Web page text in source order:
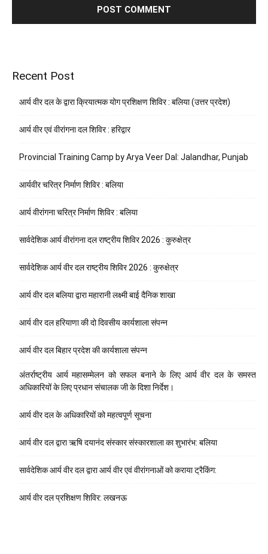
Recent Post
आर्य वीर दल के द्वारा क्रियात्मक योग प्रशिक्षण शिविर : बलिया (उत्तर प्रदेश)
आर्य वीर एवं वीरांगना दल शिविर : हरिद्वार
Provincial Training Camp by Arya Veer Dal: Jalandhar, Punjab
आर्यवीर चरित्र निर्माण शिविर : बलिया
आर्य वीरांगना चरित्र निर्माण शिविर : बलिया
सार्वदेशिक आर्य वीरांगना दल राष्ट्रीय शिविर 2026 : कुरुक्षेत्र
सार्वदेशिक आर्य वीर दल राष्ट्रीय शिविर 2026 : कुरुक्षेत्र
आर्य वीर दल बलिया द्वारा महारानी लक्ष्मी बाई दैनिक शाखा
आर्य वीर दल हरियाणा की दो दिवसीय कार्यशाला संपन्न
आर्य वीर दल बिहार प्रदेश की कार्यशाला संपन्न
अंतर्राष्ट्रीय आर्य महासम्मेलन को सफल बनाने के लिए आर्य वीर दल के समस्त
अधिकारियों के लिए प्रधान संचालक जी के दिशा निर्देश।
आर्य वीर दल के अधिकारियों को महत्वपूर्ण सूचना
आर्य वीर दल द्वारा ऋषि दयानंद संस्कार संस्कारशाला का शुभारंभ: बलिया
सार्वदेशिक आर्य वीर दल द्वारा आर्य वीर एवं वीरांगनाओं को कराया ट्रैकिंग:
आर्य वीर दल प्रशिक्षण शिविर: लखनऊ